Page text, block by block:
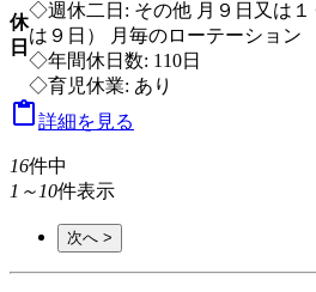
休
日
◇週休二日: その他 月９日又は１
は９日） 月毎のローテーション
◇年間休日数: 110日
◇育児休業: あり
詳細を見る
16件中
1～10件表示
次へ >